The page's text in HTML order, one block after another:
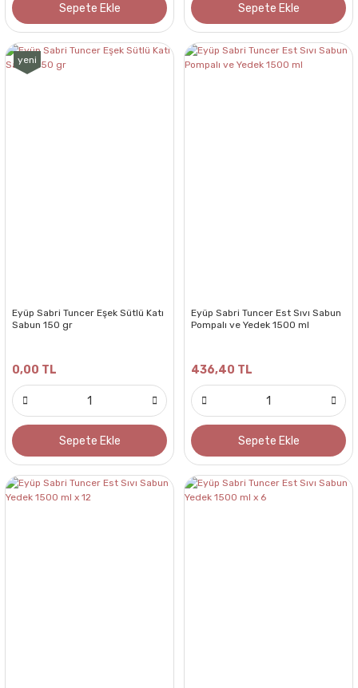
Sepete Ekle Sepete Ekle
yeni
Eyüp Sabri Tuncer Eşek Sütlü Katı
Sabun 150 gr
0,00 TL
Sepete Ekle
Eyüp Sabri Tuncer Est Sıvı Sabun
Pompalı ve Yedek 1500 ml
436,40 TL
Sepete Ekle